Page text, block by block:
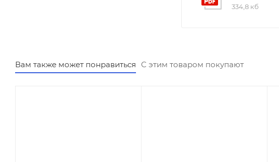
334,8 кб
Вам также может понравиться С этим товаром покупают